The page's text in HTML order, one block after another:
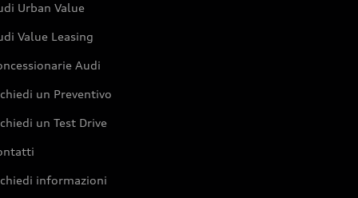
Urban Value
Value Leasing
Audi
un Preventivo
un Test Drive
informazioni